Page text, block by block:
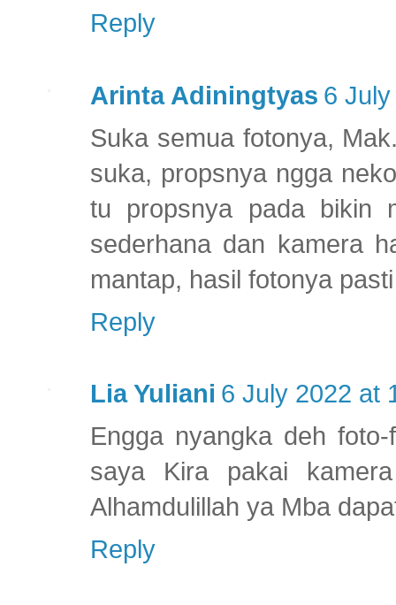
Reply
Arinta Adiningtyas 6
Suka semua fotonya,
suka, propsnya ngga
tu propsnya pada bikin
sederhana dan kamera
mantap, hasil fotonya
Reply
Lia Yuliani 6 July 2022 at
Engga nyangka deh
saya Kira pakai
Alhamdulillah ya Mba
Reply